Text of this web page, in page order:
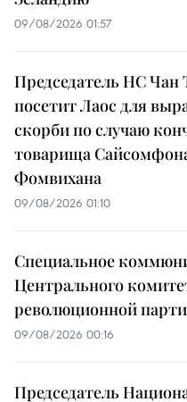
09/08/2026 01:57
Председатель НС Чан
посетит Лаос для
скорби по случаю
товарища
Фомвихана
09/08/2026 01:10
Специальное
Центрального
революционной
09/08/2026 00:16
Председатель